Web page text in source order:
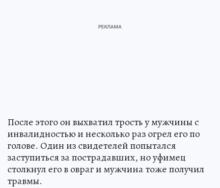
После этого он выхватил трость у мужчины с
инвалидностью и несколько раз огрел его по
голове. Один из свидетелей попытался
заступиться за пострадавших, но уфимец
столкнул его в овраг и мужчина тоже получил
травмы.